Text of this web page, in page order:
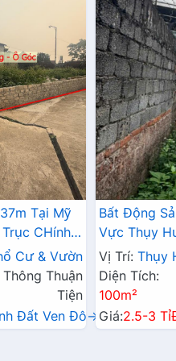
Tại Mỹ
CHính
Cư & Vườn
Thuận
Tiện
Đất Ven Đô→
Bất Động
Vực Thụy
Chính Kinh
Vị Trí: Thụy
Diện Tích:
100m²
Giá:2.5-3 Tỉ